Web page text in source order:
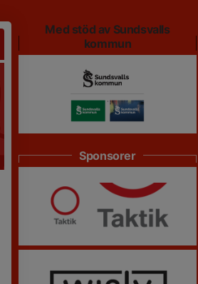
Med stöd av Sundsvalls
kommun
Sponsorer